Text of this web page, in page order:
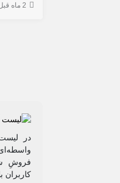
2 ماه قبل
در
فروشِ
کاربران